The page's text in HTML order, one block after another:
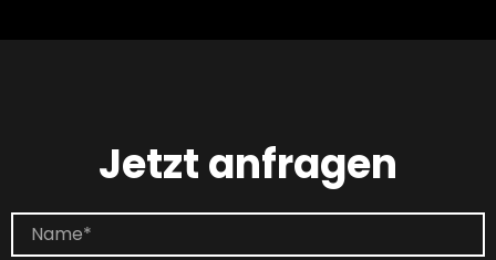
Jetzt anfragen